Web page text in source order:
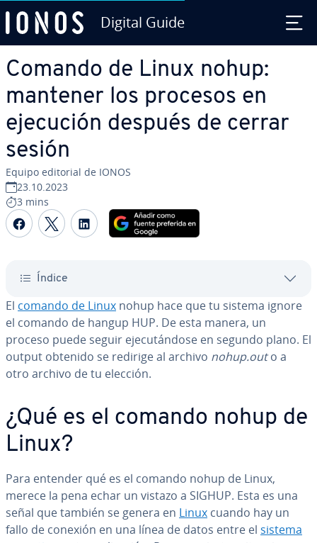
Digital Guide
Comando de Linux nohup:
mantener los procesos en
ejecución después de cerrar
sesión
Equipo editorial de IONOS
23.10.2023
3 mins
Compartir Facebook
Compartir Twitter
Compartir LinkedIn
Índice
El comando de Linux nohup hace que tu sistema ignore
el comando de hangup HUP. De esta manera, un
proceso puede seguir eje­cu­tá­n­do­se en segundo plano. El
output obtenido se redirige al archivo nohup.outo a
otro archivo de tu elección.
¿Qué es el comando nohup de
Linux?
Para entender qué es el comando nohup de Linux,
merece la pena echar un vistazo a SIGHUP. Esta es una
señal que también se genera en Linux cuando hay un
fallo de conexión en una línea de datos entre el sistema